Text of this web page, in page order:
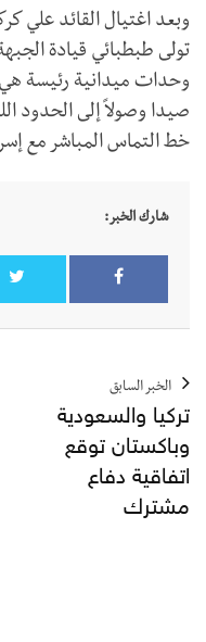
تولى طبطبائي قيادة
وحدات ميدانية رئيسة هي
صيدا وصولاً إلى الحدود
خط التماس المباشر مع
شارك الخبر:
الخبر السابق
تركيا والسعودية
وباكستان توقع
اتفاقية دفاع
مشترك